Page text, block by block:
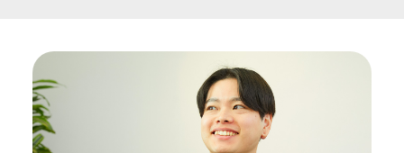
就活では音楽業界に会社を絞って
いたのですか？